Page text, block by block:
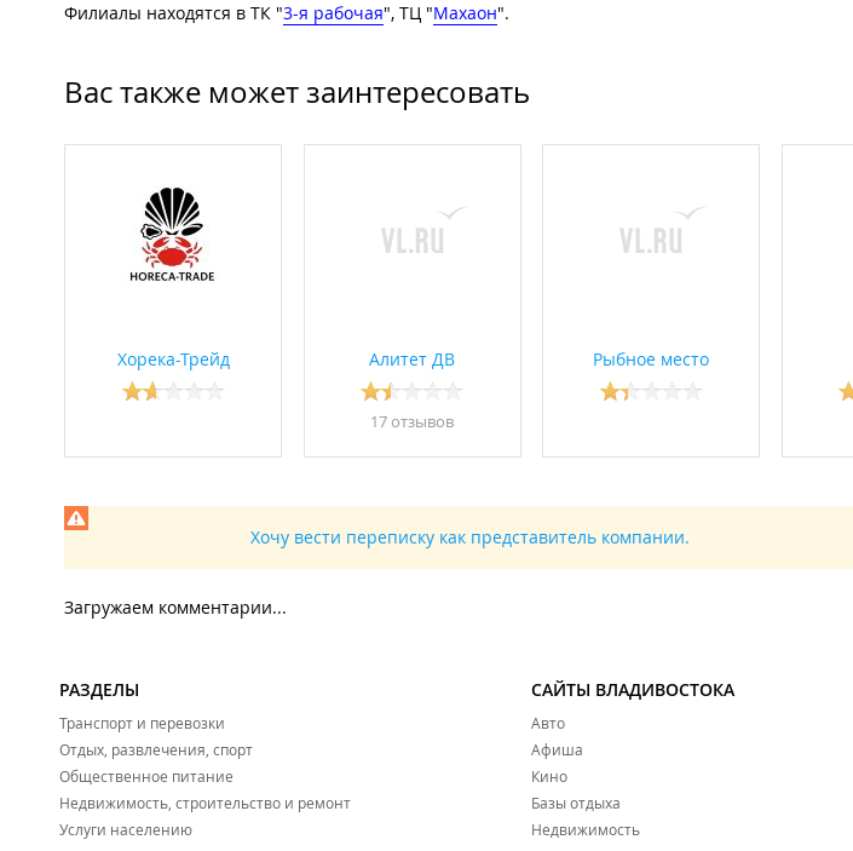
Филиалы находятся в ТК "3-я рабочая", ТЦ "Махаон".
Вас также может заинтересовать
Хорека-Трейд Алитет ДВ
17 отзывов
Рыбное место
Хочу вести переписку как представитель компании.
Загружаем комментарии...
РАЗДЕЛЫ
Транспорт и перевозки
Отдых, развлечения, спорт
Общественное питание
Недвижимость, строительство и ремонт
Услуги населению
САЙТЫ ВЛАДИВОСТОКА
Авто
Афиша
Кино
Базы отдыха
Недвижимость